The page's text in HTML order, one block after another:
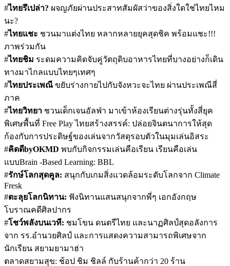
#ไทยรึเปล่า? ผจญภัยผ่านประสาทสัมผัสว่าของสิ่งใดใช่ไทยไหม
นะ?
#ไทยแชะ ชวนมาแต่งไทย หลากหลายยุคสุดชิค พร้อมแชะ!!!
ภาพร่วมกัน
#ไทยชิม ระดมความคิดจับคู่วัตถุดิบอาหารไทยที่บางอย่างก็เดิน
ทางมาไกลแบบไทยๆเทศๆ
#ไทยประเพณี ขยับร่างกายไปกับจังหวะจะไทย ผ่านประเพณีสี่
ภาค
#ไทยวิทยา ชวนเด็กเจนอัลฟ่า มาเข้าห้องเรียนต่างรุ่นทั้งสี่ยุค
พิเศษพื้นที่ Free Play ไทยสร้างสรรค์: ปล่อยจินตนาการให้สุด
ก้องกับการประดิษฐ์ของเล่นจากวัสดุรอบตัวในมุมเล่นอิสระ
#คิดดีbyOKMD พบกับกิจกรรมเล่นคือเรียน เรียนคือเล่น
แบบBrain -Based Learning: BBL
#รักษ์โลกสุดคูล: สนุกกับเกมสิ่งแวดล้อมระดับโลกจาก Climate
Fresk
#ตะลุยโลกนิทาน: ฟังนิทานแสนสนุกจากพี่ๆ เอกอังกฤษ
โบราณคดีศิลปากร
#โชว์พลังบนเวที: ชมโขน ดนตรีไทย และนาฏศิลป์สุดอลังการ
จาก รร.อำนวยศิลป์ และการแสดงความสามารถพิเศษจาก
นักเรียน สยามยามาฮ่า
ตลาดสยามสุข: ช้อป ชิม ชิลล์ กับร้านค้ากว่า 20 ร้าน